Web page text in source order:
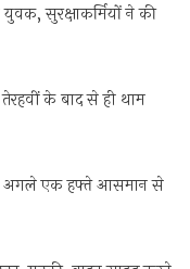
सुरक्षाकर्मियों ने की
तेरहवीं के बाद से ही थाम
अगले एक हफ्ते आसमान से